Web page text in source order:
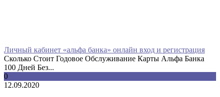
Личный кабинет «альфа банка» онлайн вход и регистрация
Сколько Стоит Годовое Обслуживание Карты Альфа Банка
100 Дней Без...
0
12.09.2020